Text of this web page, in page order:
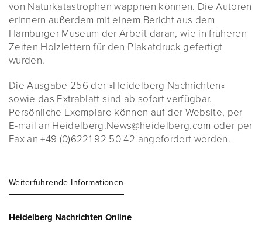
von Naturkatastrophen wappnen können. Die Autoren
erinnern außerdem mit einem Bericht aus dem
Hamburger Museum der Arbeit daran, wie in früheren
Zeiten Holzlettern für den Plakatdruck gefertigt
wurden.
Die Ausgabe 256 der »Heidelberg Nachrichten«
sowie das Extrablatt sind ab sofort verfügbar.
Persönliche Exemplare können auf der Website, per
E-mail an Heidelberg.News@heidelberg.com oder per
Fax an +49 (0)6221 92 50 42 angefordert werden.
Weiterführende Informationen
Heidelberg Nachrichten Online